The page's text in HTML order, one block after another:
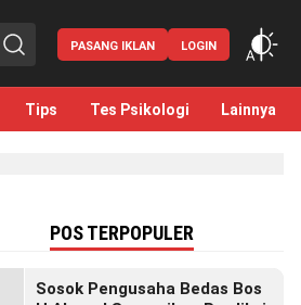
PASANG IKLAN LOGIN
Tips Tes Psikologi Lainnya
POS TERPOPULER
Sosok Pengusaha Bedas Bos